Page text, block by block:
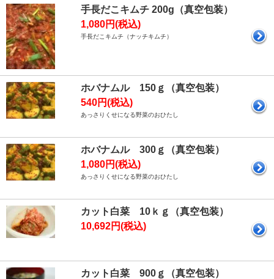
手長だこキムチ 200g（真空包装）
1,080円(税込)
手長だこキムチ（ナッチキムチ）
ホバナムル 150ｇ（真空包装）
540円(税込)
あっさりくせになる野菜のおひたし
ホバナムル 300ｇ（真空包装）
1,080円(税込)
あっさりくせになる野菜のおひたし
カット白菜 10ｋｇ（真空包装）
10,692円(税込)
カット白菜 900ｇ（真空包装）